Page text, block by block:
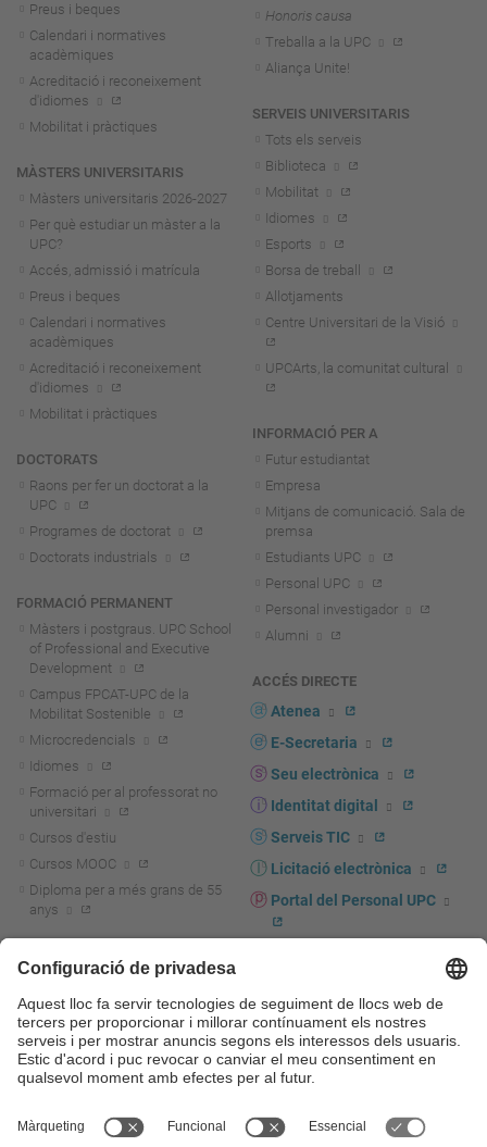
Preus i beques
Calendari i normatives
acadèmiques
Acreditació i reconeixement
d'idiomes
Mobilitat i pràctiques
MÀSTERS UNIVERSITARIS
Màsters universitaris 2026-2027
Per què estudiar un màster a la
UPC?
Accés, admissió i matrícula
Preus i beques
Calendari i normatives
acadèmiques
Acreditació i reconeixement
d'idiomes
Mobilitat i pràctiques
DOCTORATS
Raons per fer un doctorat a la
UPC
Programes de doctorat
Doctorats industrials
FORMACIÓ PERMANENT
Màsters i postgraus. UPC School
of Professional and Executive
Development
Campus FPCAT-UPC de la
Mobilitat Sostenible
Microcredencials
Idiomes
Formació per al professorat no
universitari
Cursos d'estiu
Cursos MOOC
Diploma per a més grans de 55
anys
Actualitat R+D+I
La recerca a la UPC
La transferència, l'emprenedoria i
la innovació a la UPC
Foment i suport a la recerca
transferència, l'emprenedoria i la
Honoris causa
Treballa a la UPC
Aliança Unite!
SERVEIS UNIVERSITARIS
Tots els serveis
Biblioteca
Mobilitat
Idiomes
Esports
Borsa de treball
Allotjaments
Centre Universitari de la Visió
UPCArts, la comunitat cultural
INFORMACIÓ PER A
Futur estudiantat
Empresa
Mitjans de comunicació. Sala de
premsa
Estudiants UPC
Personal UPC
Personal investigador
Alumni
ACCÉS DIRECTE
Atenea
E-Secretaria
Seu electrònica
Identitat digital
Serveis TIC
Licitació electrònica
Portal del Personal UPC
UPCshop, marxandatge
Sala de premsa
Seguretat i salut
Autoprotecció i emergències